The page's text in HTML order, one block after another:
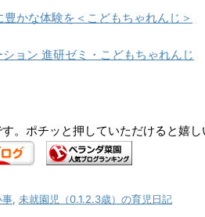
豊かな体験を＜こどもちゃれんじ＞
。ポチッと押していただけると嬉
事, 未就園児（0.1.2.3歳）の育児日記